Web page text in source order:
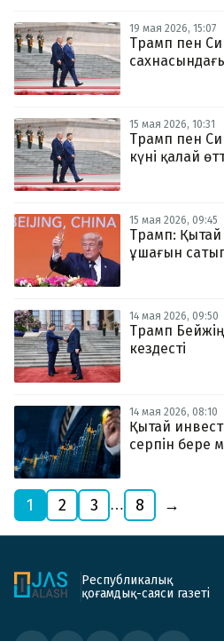
19 мая 2026, 15:07
Трамп пен Си
15 мая 2026, 10:31
Трамп пен Си
күні қалай
15 мая 2026, 09:45
Трамп:
ұшағын
14 мая 2026, 09:50
Трамп
кездесті
14 мая 2026, 08:10
Қытай
серпін бере
1 2 3 … 8 →
Республикалық
қоғамдық-саяси газеті